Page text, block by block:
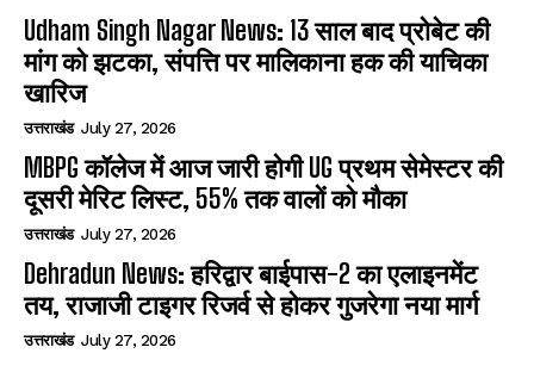
Udham Singh Nagar News: 13 साल बाद प्रोबेट की
मांग को झटका, संपत्ति पर मालिकाना हक की याचिका
खारिज
उत्तराखंड July 27, 2026
MBPG कॉलेज में आज जारी होगी UG प्रथम सेमेस्टर की
दूसरी मेरिट लिस्ट, 55% तक वालों को मौका
उत्तराखंड July 27, 2026
Dehradun News: हरिद्वार बाईपास-2 का एलाइनमेंट
तय, राजाजी टाइगर रिजर्व से होकर गुजरेगा नया मार्ग
उत्तराखंड July 27, 2026